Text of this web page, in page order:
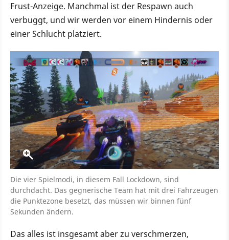
Frust-Anzeige. Manchmal ist der Respawn auch
verbuggt, und wir werden vor einem Hindernis oder
einer Schlucht platziert.
Die vier Spielmodi, in diesem Fall Lockdown, sind
durchdacht. Das gegnerische Team hat mit drei Fahrzeugen
die Punktezone besetzt, das müssen wir binnen fünf
Sekunden ändern.
Das alles ist insgesamt aber zu verschmerzen,